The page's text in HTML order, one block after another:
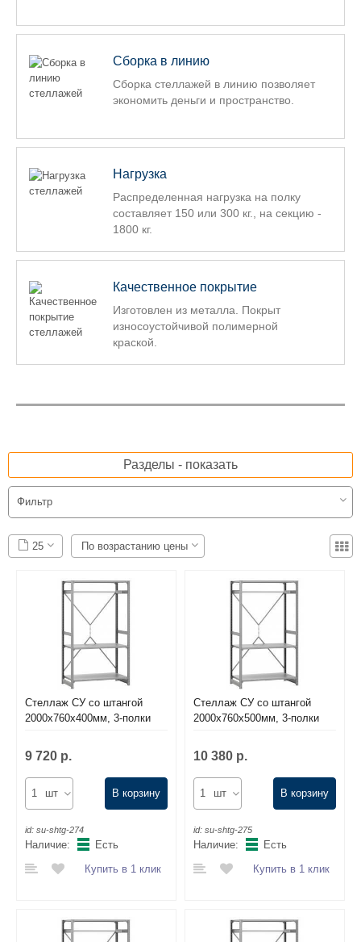
Сборка в линию
Сборка стеллажей в линию позволяет
экономить деньги и пространство.
Нагрузка
Распределенная нагрузка на полку
составляет 150 или 300 кг., на секцию -
1800 кг.
Качественное покрытие
Изготовлен из металла. Покрыт
износоустойчивой полимерной
краской.
Разделы - показать
Фильтр
25 По возрастанию цены
Стеллаж СУ со штангой
2000х760х400мм, 3-полки
9 720 р.
шт В корзину
id: su-shtg-274
Наличие:
Есть
Купить в 1 клик
Стеллаж СУ со штангой
2000х760х500мм, 3-полки
10 380 р.
шт В корзину
id: su-shtg-275
Наличие:
Есть
Купить в 1 клик